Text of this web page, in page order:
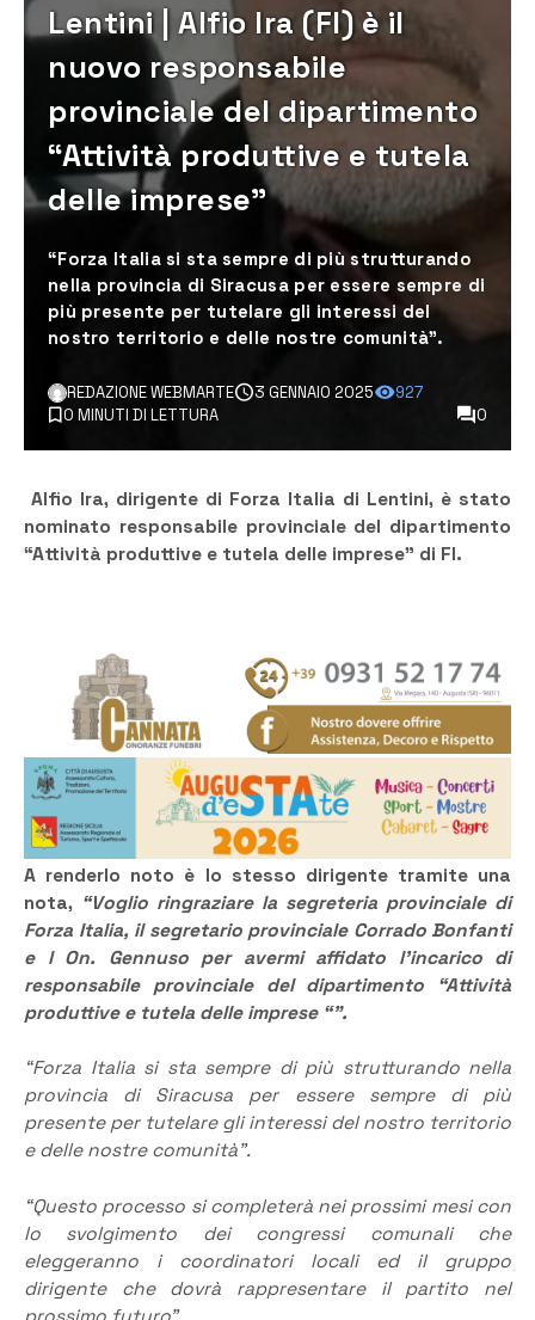
Lentini | Alfio Ira (FI) è il
nuovo responsabile
provinciale del dipartimento
“Attività produttive e tutela
delle imprese”
“Forza Italia si sta sempre di più strutturando
nella provincia di Siracusa per essere sempre di
più presente per tutelare gli interessi del
nostro territorio e delle nostre comunità”.
REDAZIONE WEBMARTE 3 GENNAIO 2025
927
0 MINUTI DI LETTURA
0
Alfio Ira, dirigente di Forza Italia di Lentini, è stato
nominato responsabile provinciale del dipartimento
“Attività produttive e tutela delle imprese” di FI.
A renderlo noto è lo stesso dirigente tramite una
nota, “Voglio ringraziare la segreteria provinciale di
Forza Italia, il segretario provinciale Corrado Bonfanti
e l On. Gennuso per avermi affidato l’incarico di
responsabile provinciale del dipartimento “Attività
produttive e tutela delle imprese “”.
“Forza Italia si sta sempre di più strutturando nella
provincia di Siracusa per essere sempre di più
presente per tutelare gli interessi del nostro territorio
e delle nostre comunità”.
“Questo processo si completerà nei prossimi mesi con
lo svolgimento dei congressi comunali che
eleggeranno i coordinatori locali ed il gruppo
dirigente che dovrà rappresentare il partito nel